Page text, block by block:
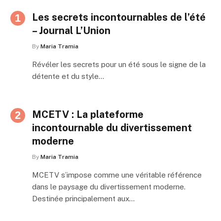
Les secrets incontournables de l’été
– Journal L’Union
By Maria Tramia
Révéler les secrets pour un été sous le signe de la
détente et du style…
MCETV : La plateforme
incontournable du divertissement
moderne
By Maria Tramia
MCETV s’impose comme une véritable référence
dans le paysage du divertissement moderne.
Destinée principalement aux…